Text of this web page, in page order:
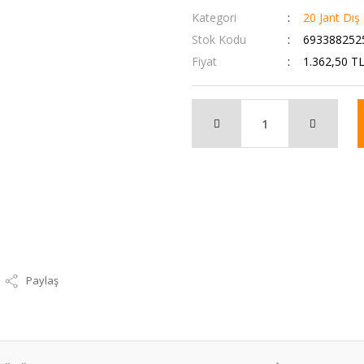
Paylaş
Kategori
20 Jant
Stok Kodu
Fiyat
1.362,50